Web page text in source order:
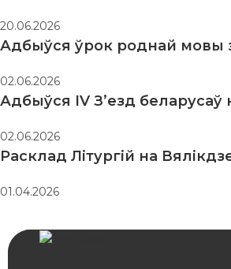
20.06.2026
Адбыўся ўрок роднай мовы
02.06.2026
Адбыўся IV З’езд беларусаў
02.06.2026
Расклад Літургій на
01.04.2026